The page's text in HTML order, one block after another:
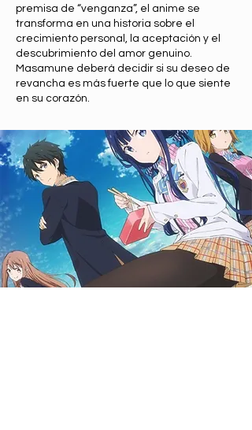
premisa de “venganza”, el anime se
transforma en una historia sobre el
crecimiento personal, la aceptación y el
descubrimiento del amor genuino.
Masamune deberá decidir si su deseo de
revancha es más fuerte que lo que siente
en su corazón.